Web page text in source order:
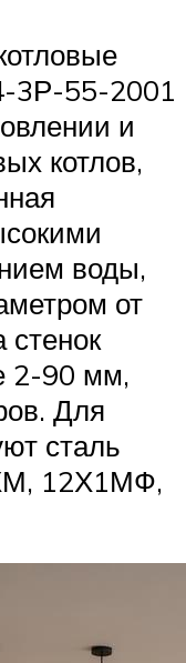
3Р-55-2001
и
котлов,
воды,
от
2-90 мм,
Для
сталь
12Х1МФ,